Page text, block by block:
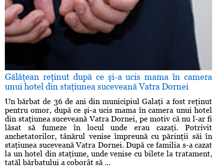
Gălăţean reţinut după ce şi-a ucis mama în camera
unui hotel din staţiunea suceveană Vatra Dornei
Un bărbat de 36 de ani din municipiul Galaţi a fost reţinut
pentru omor, după ce şi-a ucis mama în camera unui hotel
din staţiunea suceveană Vatra Dornei, pe motiv că nu l-ar fi
lăsat să fumeze în locul unde erau cazaţi. Potrivit
anchetatorilor, tânărul venise împreună cu părinţii săi în
staţiunea suceveană Vatra Dornei. După ce familia s-a cazat
la un hotel din staţiune, unde venise cu bilete la tratament,
tatăl bărbatului a coborât să ...